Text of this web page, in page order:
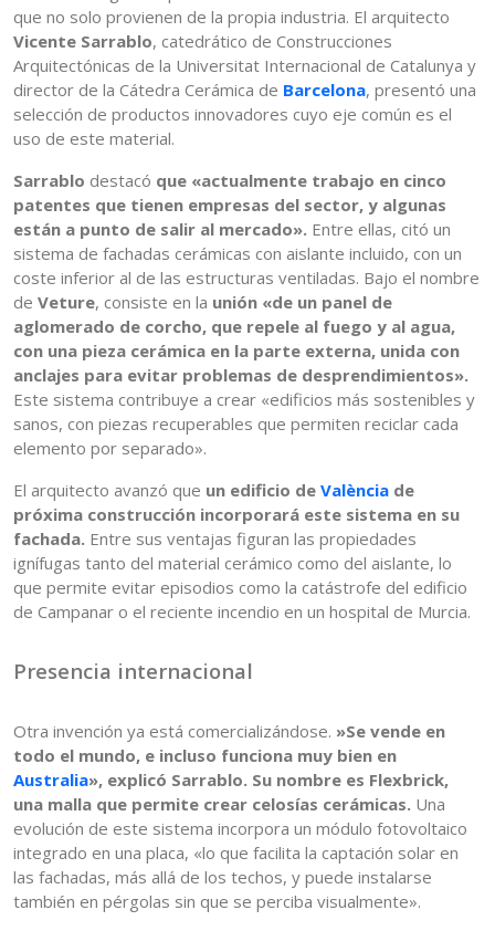
que no solo provienen de la propia industria. El arquitecto
Vicente Sarrablo, catedrático de Construcciones
Arquitectónicas de la Universitat Internacional de Catalunya y
director de la Cátedra Cerámica de Barcelona, presentó una
selección de productos innovadores cuyo eje común es el
uso de este material.
Sarrablo destacó que «actualmente trabajo en cinco
patentes que tienen empresas del sector, y algunas
están a punto de salir al mercado». Entre ellas, citó un
sistema de fachadas cerámicas con aislante incluido, con un
coste inferior al de las estructuras ventiladas. Bajo el nombre
de Veture, consiste en la unión «de un panel de
aglomerado de corcho, que repele al fuego y al agua,
con una pieza cerámica en la parte externa, unida con
anclajes para evitar problemas de desprendimientos».
Este sistema contribuye a crear «edificios más sostenibles y
sanos, con piezas recuperables que permiten reciclar cada
elemento por separado».
El arquitecto avanzó que un edificio de València de
próxima construcción incorporará este sistema en su
fachada. Entre sus ventajas figuran las propiedades
ignífugas tanto del material cerámico como del aislante, lo
que permite evitar episodios como la catástrofe del edificio
de Campanar o el reciente incendio en un hospital de Murcia.
Presencia internacional
Otra invención ya está comercializándose. »Se vende en
todo el mundo, e incluso funciona muy bien en
Australia», explicó Sarrablo. Su nombre es Flexbrick,
una malla que permite crear celosías cerámicas. Una
evolución de este sistema incorpora un módulo fotovoltaico
integrado en una placa, «lo que facilita la captación solar en
las fachadas, más allá de los techos, y puede instalarse
también en pérgolas sin que se perciba visualmente».